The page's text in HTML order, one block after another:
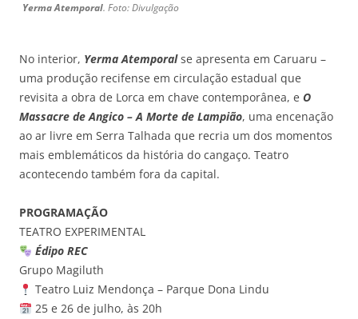
Yerma Atemporal. Foto: Divulgação
No interior, YermaAtemporalse apresenta em Caruaru –
uma produção recifense em circulação estadual que
revisita a obra de Lorca em chave contemporânea, e O
Massacre de Angico – A Morte de Lampião, uma encenação
ao ar livre em Serra Talhada que recria um dos momentos
mais emblemáticos da história do cangaço. Teatro
acontecendo também fora da capital.
PROGRAMAÇÃO
TEATRO EXPERIMENTAL
Édipo REC
Grupo Magiluth
Teatro Luiz Mendonça – Parque Dona Lindu
25 e 26 de julho, às 20h